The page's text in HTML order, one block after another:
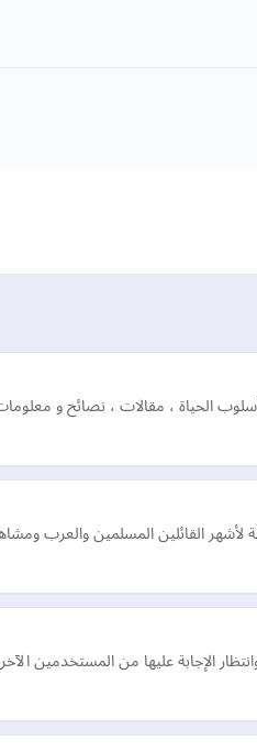
الحياة ، مقالات ، نصائح و
لأشهر القائلين المسلمين والعرب
الإجابة عليها من المستخدمين